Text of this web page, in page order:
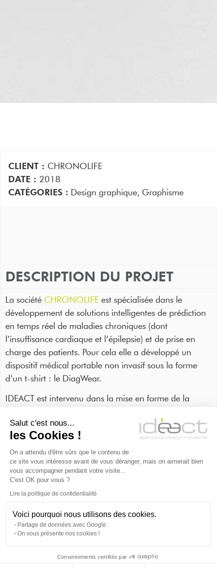
CLIENT : CHRONOLIFE
DATE : 2018
CATÉGORIES : Design graphique, Graphisme
DESCRIPTION DU PROJET
La société CHRONOLIFE est spécialisée dans le
développement de solutions intelligentes de prédiction
en temps réel de maladies chroniques (dont
l’insuffisance cardiaque et l’épilepsie) et de prise en
charge des patients. Pour cela elle a développé un
dispositif médical portable non invasif sous la forme
d’un t-shirt : le DiagWear.
IDEACT est intervenu dans la mise en forme de la
objectifs, notamment d’informer l’utilisateur et de le
rassurer (simplicité d’utilisation, fiabilité du système).
Dans un second temps : communiquer l’image de la
société (valeurs humaines, innovations, santé).
QUELQUES IMAGES
Salut c'est nous...
les Cookies !
On a attendu d'être sûrs que le contenu de
ce site vous intéresse avant de vous déranger, mais on aimerait bien
vous accompagner pendant votre visite...
C'est OK pour vous ?
Lire la politique de confidentialité
Voici pourquoi nous utilisons des cookies.
Partage de données avec Google
On vous présente nos cookies !
Consentements certifiés par